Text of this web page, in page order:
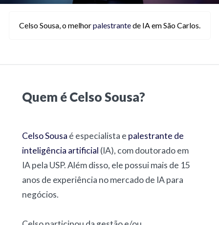
Celso Sousa, o melhorpalestrantede IA em São Carlos.
Quem é Celso Sousa?
Celso Sousa é especialista e palestrante de
inteligência artificial (IA), com doutorado em
IA pela USP. Além disso, ele possui mais de 15
anos de experiência no mercado de IA para
negócios.